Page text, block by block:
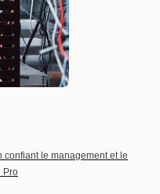
le management et le
Pro